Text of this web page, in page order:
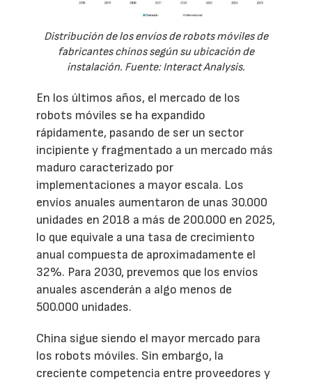
Distribución de los envíos de robots móviles de
fabricantes chinos según su ubicación de
instalación. Fuente: Interact Analysis.
En los últimos años, el mercado de los
robots móviles se ha expandido
rápidamente, pasando de ser un sector
incipiente y fragmentado a un mercado más
maduro caracterizado por
implementaciones a mayor escala. Los
envíos anuales aumentaron de unas 30.000
unidades en 2018 a más de 200.000 en 2025,
lo que equivale a una tasa de crecimiento
anual compuesta de aproximadamente el
32%. Para 2030, prevemos que los envíos
anuales ascenderán a algo menos de
500.000 unidades.
China sigue siendo el mayor mercado para
los robots móviles. Sin embargo, la
creciente competencia entre proveedores y